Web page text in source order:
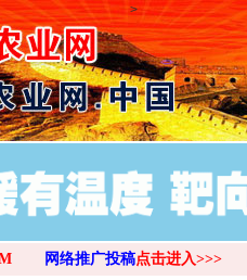
>
网络推广投稿点击进入>>>